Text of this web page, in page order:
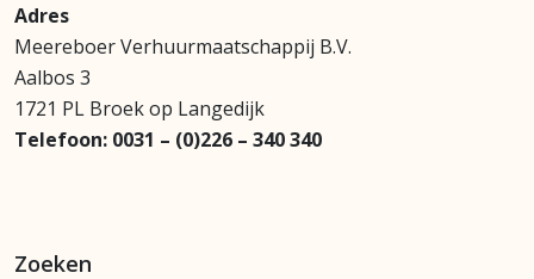
Adres
Meereboer Verhuurmaatschappij B.V.
Aalbos 3
1721 PL Broek op Langedijk
Telefoon: 0031 – (0)226 – 340 340
Zoeken